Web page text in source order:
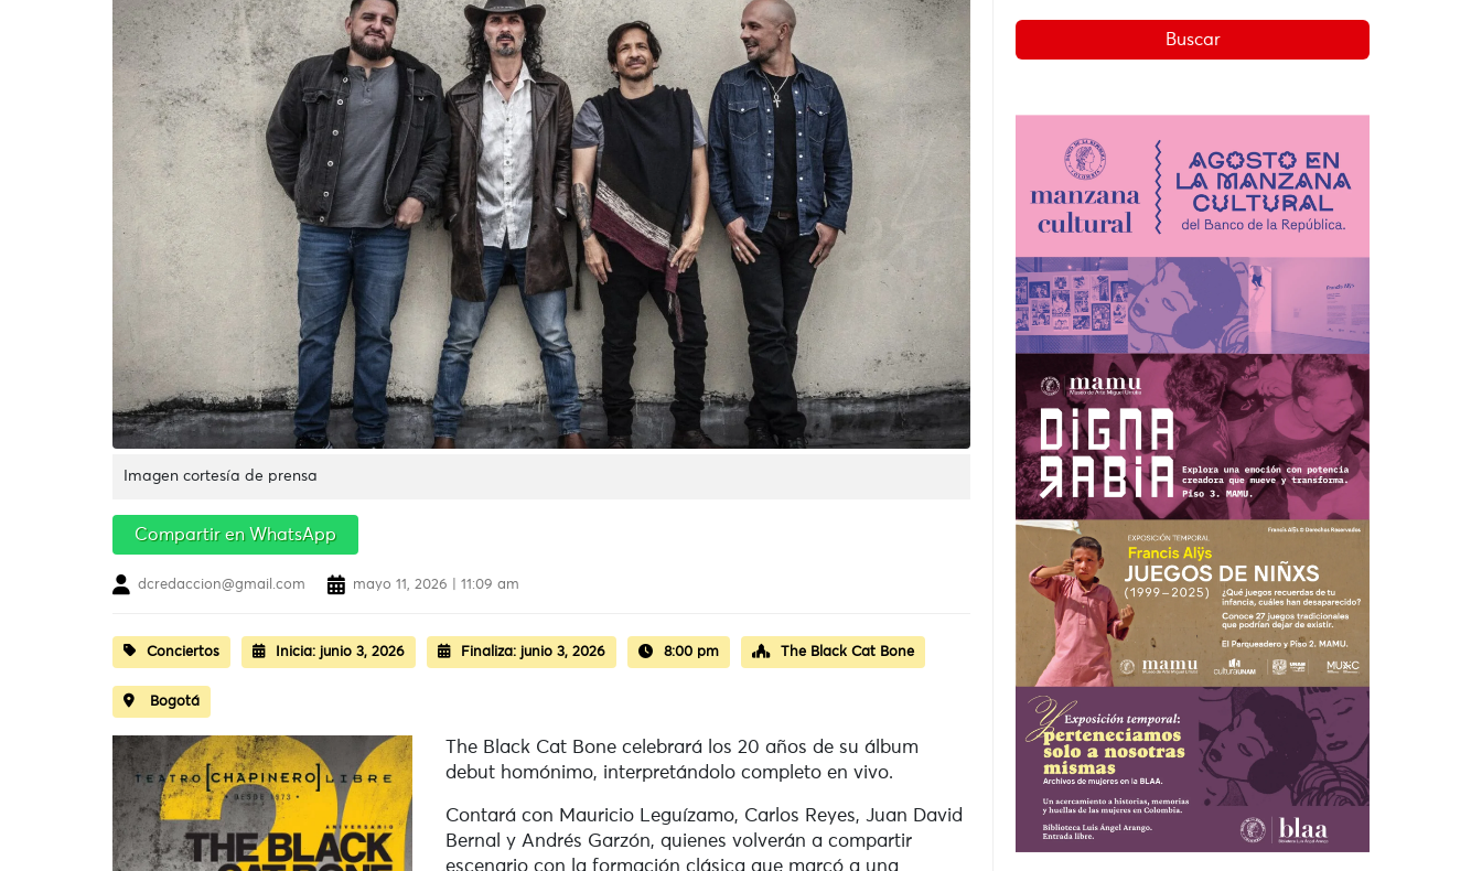
Imagen cortesía de prensa
Compartir en WhatsApp
dcredaccion@gmail.com mayo 11, 2026 | 11:09 am
Conciertos Inicia: junio 3, 2026 Finaliza: junio 3, 2026 8:00 pm The Black Cat Bone
Bogotá
The Black Cat Bone celebrará los 20 años de su álbum
debut homónimo, interpretándolo completo en vivo.
Contará con Mauricio Leguízamo, Carlos Reyes, Juan David
Bernal y Andrés Garzón, quienes volverán a compartir